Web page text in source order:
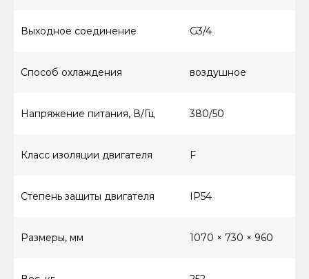
Выходное соединение G3/4
Способ охлаждения воздушное
Напряжение питания, В/Гц 380/50
Класс изоляции двигателя F
Степень защиты двигателя IP54
Размеры, мм 1070 × 730 × 960
8 (800) 550-66-94